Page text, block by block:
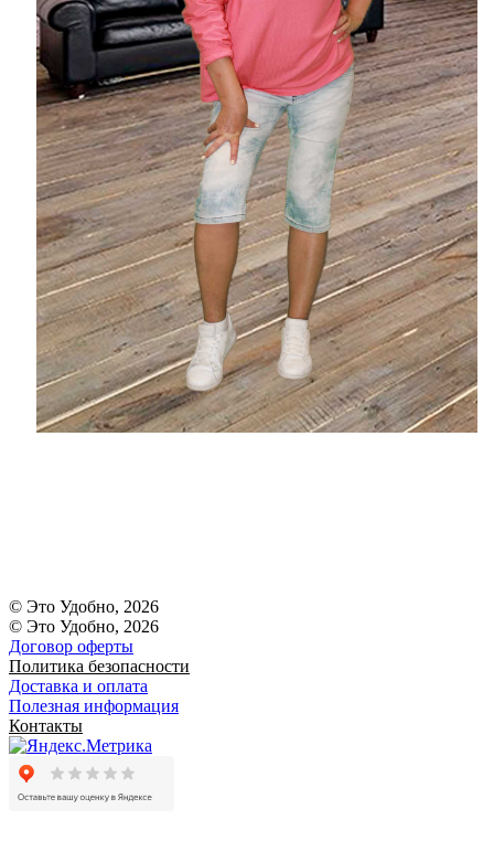
© Это Удобно, 2026
© Это Удобно, 2026
Договор оферты
Политика безопасности
Доставка и оплата
Полезная информация
Контакты